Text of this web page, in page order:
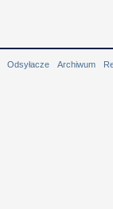
Odsyłacze Archiwum